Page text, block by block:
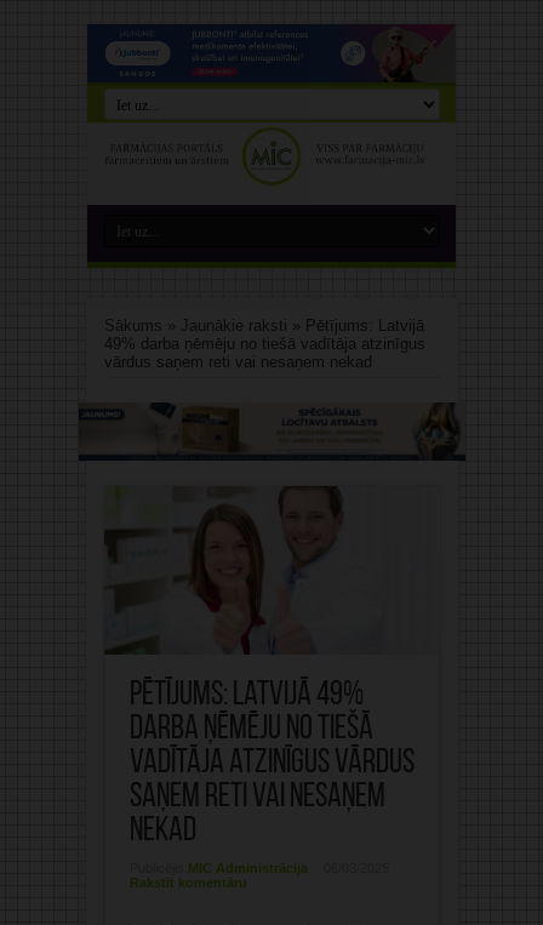
Sākums » Jaunākie raksti » Pētījums: Latvijā
49% darba ņēmēju no tiešā vadītāja atzinīgus
vārdus saņem reti vai nesaņem nekad
Pētījums: Latvijā 49%
darba ņēmēju no tiešā
vadītāja atzinīgus vārdus
saņem reti vai nesaņem
nekad
MIC Administrācija
Rakstīt komentāru